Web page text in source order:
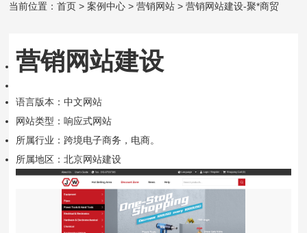
当前位置：首页 >案例中心 >营销网站 > 营销网站建设-聚*商贸
营销网站建设
语言版本：中文网站
网站类型：响应式网站
所属行业：跨境电子商务，电商。
所属地区：北京网站建设